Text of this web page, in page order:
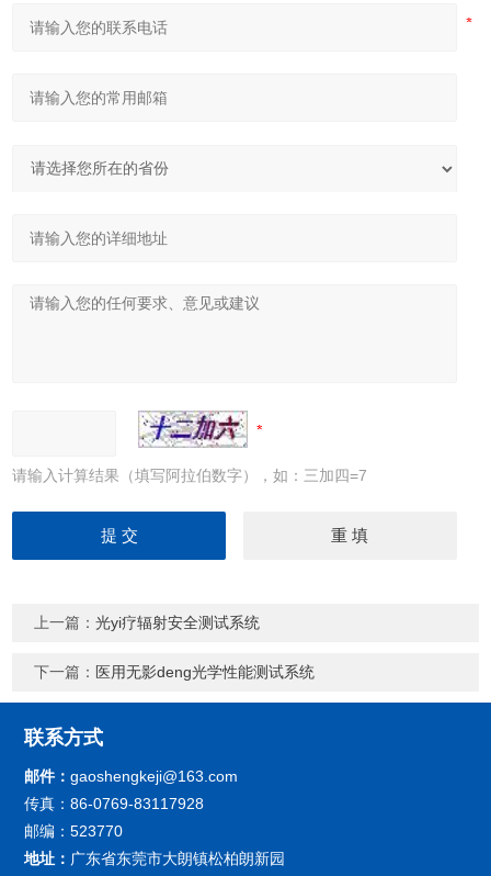
请输入计算结果（填写阿拉伯数字），如：三加四=7
上一篇：光yi疗辐射安全测试系统
下一篇： 医用无影deng光学性能测试系统
联系方式
邮件：gaoshengkeji@163.com
传真：86-0769-83117928
邮编：523770
地址： 广东省东莞市大朗镇松柏朗新园